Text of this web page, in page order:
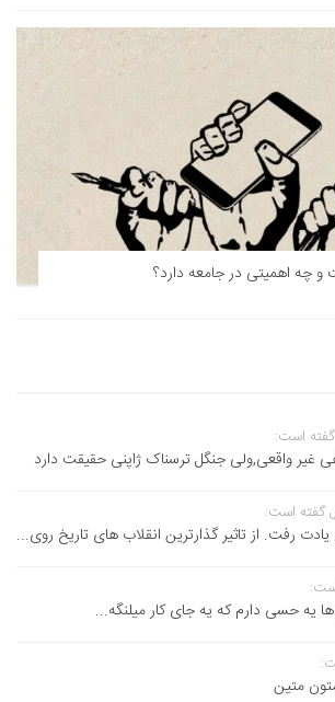
و چه اهمیتی در جامعه دارد؟
است:
غیر واقعی,ولی جنگل ترسناک ژاپنی حقیقت دارد
گفته است:
یادت رفت. از تاثیر گذارترین انقلاب های تاریخ روی...
یه حسی دارم که یه جای کار میلنگه...
متین